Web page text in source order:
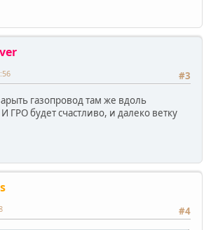
#3
газопровод там же вдоль
ГРО будет счастливо, и далеко ветку
#4